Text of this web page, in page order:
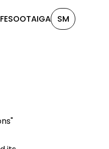
FESOOTAIGA SM